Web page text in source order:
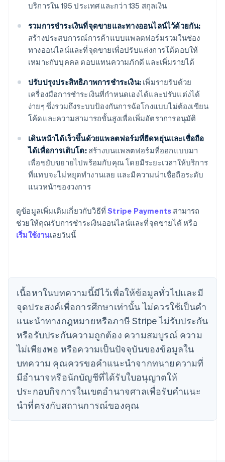
บริการใน 195 ประเทศและกว่า 135 สกุลเงิน
รวมการชำระเงินที่จุดขายและทางออนไลน์ไว้ด้วยกัน:
สร้างประสบการณ์การค้าแบบแพลตฟอร์มรวมในช่อง
ทางออนไลน์และที่จุดขายเพื่อปรับแต่งการโต้ตอบให้
เหมาะกับบุคคล ตอบแทนความภักดี และเพิ่มรายได้
ปรับปรุงประสิทธิภาพการชำระเงิน: เพิ่มรายรับด้วย
เครื่องมือการชำระเงินที่กำหนดเองได้และปรับแต่งได้
ง่ายๆ ซึ่งรวมถึงระบบป้องกันการฉ้อโกงแบบไม่ต้องเขียน
โค้ดและความสามารถขั้นสูงเพื่อเพิ่มอัตราการอนุมัติ
เดินหน้าได้เร็วขึ้นด้วยแพลตฟอร์มที่ยืดหยุ่นและเชื่อถือ
ได้เพื่อการเติบโต:สร้างบนแพลตฟอร์มที่ออกแบบมา
เพื่อขยับขยายไปพร้อมกับคุณ โดยมีระยะเวลาให้บริการ
ที่แทบจะไม่หยุดทำงานเลย และมีความน่าเชื่อถือระดับ
แนวหน้าของวงการ
ดูข้อมูลเพิ่มเติมเกี่ยวกับวิธีที่Stripe Payments สามารถ
ช่วยให้คุณรับการชำระเงินออนไลน์และที่จุดขายได้ หรือ
เริ่มใช้งานเลยวันนี้
เนื้อหาในบทความนี้มีไว้เพื่อให้ข้อมูลทั่วไปและมี
จุดประสงค์เพื่อการศึกษาเท่านั้น ไม่ควรใช้เป็นคํา
แนะนําทางกฎหมายหรือภาษี Stripe ไม่รับประกัน
หรือรับประกันความถูกต้อง ความสมบูรณ์ ความ
ไม่เพียงพอ หรือความเป็นปัจจุบันของข้อมูลใน
บทความ คุณควรขอคําแนะนําจากทนายความที่
มีอํานาจหรือนักบัญชีที่ได้รับใบอนุญาตให้
ประกอบกิจการในเขตอํานาจศาลเพื่อรับคําแนะ
นําที่ตรงกับสถานการณ์ของคุณ
กรีซ
English
เขตบริหารพิเศษฮ่องกง ประเทศจีน
โครเอเชีย
จีนแผ่นดินใหญ่
简体中文English
ไซปรัส
English
ญี่ปุ่น
日本語 English
เดนมาร์ก
English
ไทย
นอร์เวย์
English